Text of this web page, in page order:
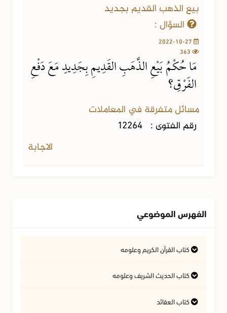
بيع الذهب القديم بجديد
السؤال :
مَا حُكْمُ بَيْعِ الذَّهَبِ القَدِيمِ بِجَدِيدٍ مَعَ دَفْعِ
الفَرْقِ؟
مسائل متفرقة في المعاملات
رقم الفتوى : 12264
الاجابة
الفهرس الموضوعي
كتاب القرآن الكريم وعلومه
التفسير وعلوم القرآن
فتاوى متعلقة بالقرآن الكريم
كتاب الحديث الشريف وعلومه
فتاوى متعلقة بالحديث الشريف
كتاب العقائد